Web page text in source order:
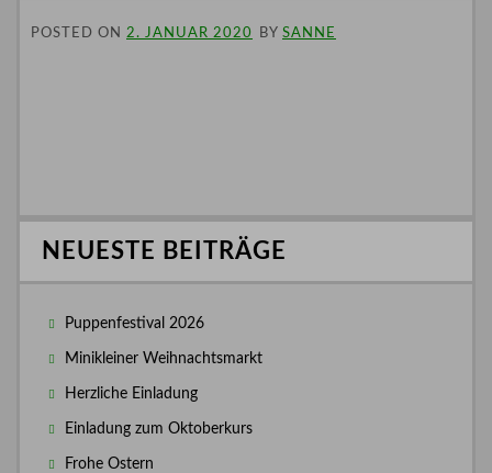
POSTED ON 2. JANUAR 2020 BY SANNE
NEUESTE BEITRÄGE
Puppenfestival 2026
Minikleiner Weihnachtsmarkt
Herzliche Einladung
Einladung zum Oktoberkurs
Frohe Ostern